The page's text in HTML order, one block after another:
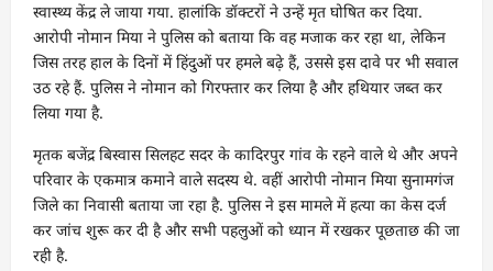
स्वास्थ्य केंद्र ले जाया गया. हालांकि डॉक्टरों ने उन्हें मृत घोषित कर दिया.
आरोपी नोमान मिया ने पुलिस को बताया कि वह मजाक कर रहा था, लेकिन
जिस तरह हाल के दिनों में हिंदुओं पर हमले बढ़े हैं, उससे इस दावे पर भी सवाल
उठ रहे हैं. पुलिस ने नोमान को गिरफ्तार कर लिया है और हथियार जब्त कर
लिया गया है.
मृतक बजेंद्र बिस्वास सिलहट सदर के कादिरपुर गांव के रहने वाले थे और अपने
परिवार के एकमात्र कमाने वाले सदस्य थे. वहीं आरोपी नोमान मिया सुनामगंज
जिले का निवासी बताया जा रहा है. पुलिस ने इस मामले में हत्या का केस दर्ज
कर जांच शुरू कर दी है और सभी पहलुओं को ध्यान में रखकर पूछताछ की जा
रही है.